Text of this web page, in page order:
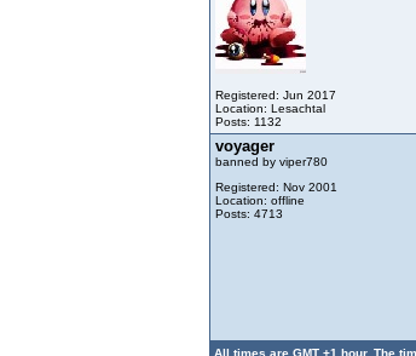
Registered: Jun 2017
Location: Lesachtal
Posts: 1132
voyager
banned by viper780
Registered: Nov 2001
Location: offline
Posts: 4713
All times are GMT +1 hour. The